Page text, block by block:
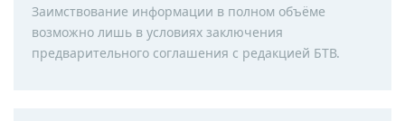
Заимствование информации в полном объёме
возможно лишь в условиях заключения
предварительного соглашения с редакцией БТВ.